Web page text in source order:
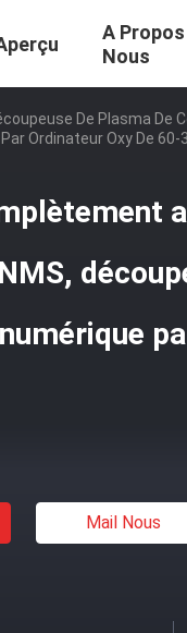
A Propos
Nous
De Plasma De
Ordinateur Oxy De 60-
Mail Nous